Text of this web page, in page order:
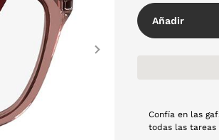
Añadir
Confía en las
todas las tareas